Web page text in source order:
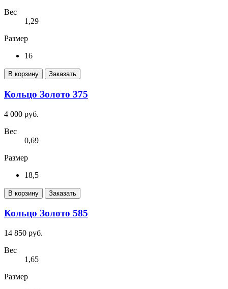
Вес
1,29
Размер
16
В корзину Заказать
Кольцо Золото 375
4 000 руб.
Вес
0,69
Размер
18,5
В корзину Заказать
Кольцо Золото 585
14 850 руб.
Вес
1,65
Размер